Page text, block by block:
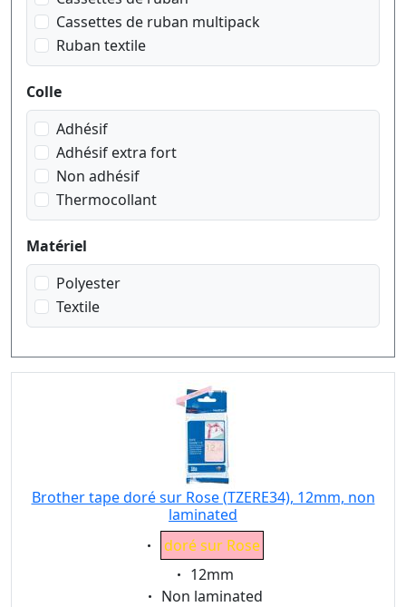
noir sur vert
rouge sur blanc
rouge sur transparent
Cassettes de ruban multipack
Ruban textile
Colle
Adhésif
Adhésif extra fort
Non adhésif
Thermocollant
Matériel
Polyester
Textile
Brother tape doré sur Rose (TZERE34), 12mm, non
laminated
Eigenschaft:
doré sur Rose
Eigenschaft:
12mm
Eigenschaft:
Non laminated